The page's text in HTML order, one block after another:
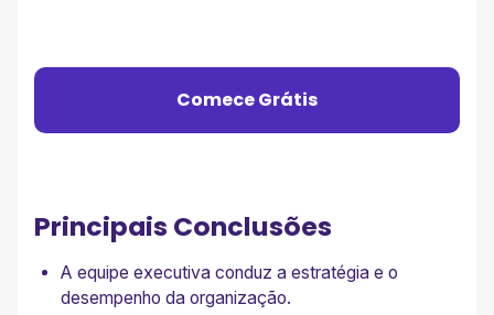
Comece Grátis
Principais Conclusões
A equipe executiva conduz a estratégia e o
desempenho da organização.